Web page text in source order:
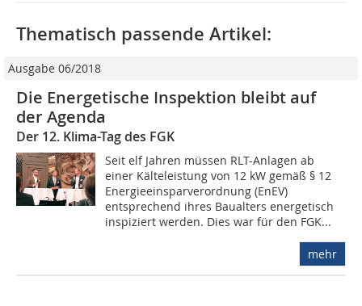
Thematisch passende Artikel:
Ausgabe 06/2018
Die Energetische Inspektion bleibt auf
der Agenda
Der 12. Klima-Tag des FGK
Seit elf Jahren müssen RLT-Anlagen ab
einer Kälteleistung von 12 kW gemäß § 12
Energieeinsparverordnung (EnEV)
entsprechend ihres Baualters energetisch
inspiziert werden. Dies war für den FGK...
mehr